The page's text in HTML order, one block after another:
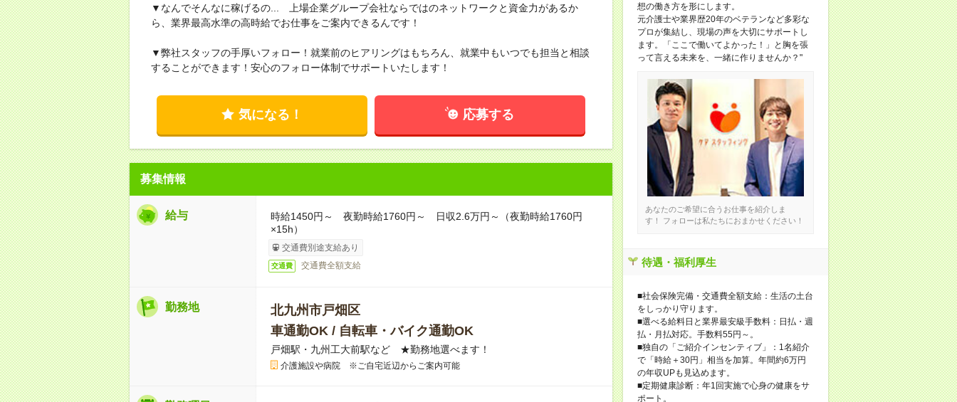
▼なんでそんなに稼げるの... 上場企業グループ会社ならではのネットワークと資金力があるか
ら、業界最高水準の高時給でお仕事をご案内できるんです！
▼弊社スタッフの手厚いフォロー！就業前のヒアリングはもちろん、就業中もいつでも担当と相談
することができます！安心のフォロー体制でサポートいたします！
気になる！ 応募する
募集情報
給与
時給1450円～ 夜勤時給1760円～ 日収2.6万円～（夜勤時給1760円
×15h）
交通費別途支給あり
交通費 交通費全額支給
勤務地
北九州市戸畑区
車通勤OK / 自転車・バイク通勤OK
戸畑駅・九州工大前駅など ★勤務地選べます！
介護施設や病院 ※ご自宅近辺からご案内可能
想の働き方を形にします。
元介護士や業界歴20年のベテランなど多彩な
プロが集結し、現場の声を大切にサポートし
ます。「ここで働いてよかった！」と胸を張
って言える未来を、一緒に作りませんか？"
あなたのご希望に合うお仕事を紹介しま
す！ フォローは私たちにおまかせください！
待遇・福利厚生
■社会保険完備・交通費全額支給：生活の土台
をしっかり守ります。
■選べる給料日と業界最安級手数料：日払・週
払・月払対応。手数料55円～。
■独自の「ご紹介インセンティブ」：1名紹介
で「時給＋30円」相当を加算。年間約6万円
の年収UPも見込めます。
■定期健康診断：年1回実施で心身の健康をサ
ポート。